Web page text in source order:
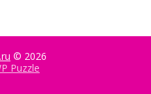
© 2026
Puzzle